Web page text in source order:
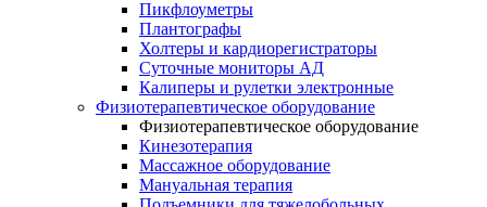
Пикфлоуметры
Плантографы
Холтеры и кардиорегистраторы
Суточные мониторы АД
Калиперы и рулетки электронные
Физиотерапевтическое оборудование
Физиотерапевтическое оборудование
Кинезотерапия
Массажное оборудование
Мануальная терапия